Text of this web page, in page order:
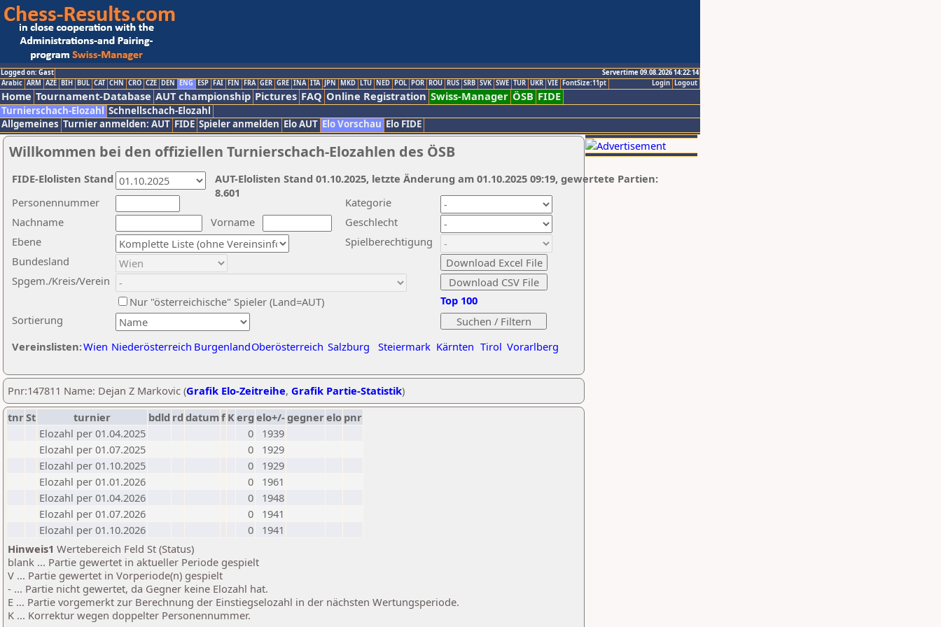
Logged on: Gast
Servertime 09.08.2026 14:22:14
Logout
Login
Arabic ARM AZE BIH BUL CAT CHN CRO CZE DEN ENG ESP FAI FIN FRA GER GRE INA ITA JPN MKD LTU NED POL POR ROU RUS SRB SVK SWE TUR UKR VIE FontSize:11pt
Home Tournament-Database AUT championship Pictures FAQ Online Registration Swiss-Manager ÖSB FIDE
Turnierschach-Elozahl Schnellschach-Elozahl
Allgemeines Turnier anmelden: AUT FIDE Spieler anmelden Elo AUT Elo Vorschau Elo FIDE
Willkommen bei den offiziellen Turnierschach-Elozahlen des ÖSB
Nachname
Vorname
Ebene
Kategorie
Sortierung
Personennummer
Bundesland
Spgem./Kreis/Verein
Geschlecht
Nur "österreichische" Spieler (Land=AUT)
Spielberechtigung
Vereinslisten:Wien Niederösterreich BurgenlandOberösterreich Salzburg Steiermark Kärnten Tirol Vorarlberg
Top 100
AUT-Elolisten Stand 01.10.2025, letzte Änderung am 01.10.2025 09:19, gewertete Partien:
8.601
FIDE-Elolisten Stand
Pnr:147811 Name: Dejan Z Markovic (Grafik Elo-Zeitreihe, Grafik Partie-Statistik)
tnrSt turnier bdld rd datumf Kerg elo+/-gegnerelo pnr
Elozahl per 01.04.2025
0
1939
Elozahl per 01.07.2025
0
1929
Elozahl per 01.10.2025
0
1929
Elozahl per 01.01.2026
0
1961
Elozahl per 01.04.2026
0
1948
Elozahl per 01.07.2026
0
1941
Elozahl per 01.10.2026
0
1941
Hinweis1 Wertebereich Feld St (Status)
blank ... Partie gewertet in aktueller Periode gespielt
V ... Partie gewertet in Vorperiode(n) gespielt
- ... Partie nicht gewertet, da Gegner keine Elozahl hat.
E ... Partie vorgemerkt zur Berechnung der Einstiegselozahl in der nächsten Wertungsperiode.
K ... Korrektur wegen doppelter Personennummer.